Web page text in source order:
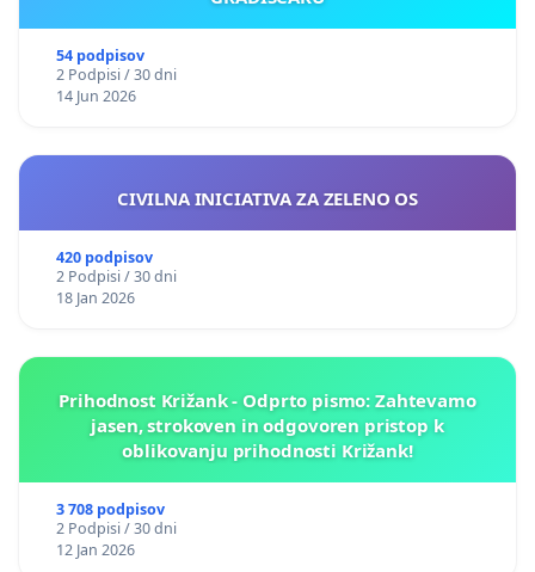
54 podpisov
2 Podpisi / 30 dni
14 Jun 2026
CIVILNA INICIATIVA ZA ZELENO OS
420 podpisov
2 Podpisi / 30 dni
18 Jan 2026
Prihodnost Križank - Odprto pismo: Zahtevamo
jasen, strokoven in odgovoren pristop k
oblikovanju prihodnosti Križank!
3 708 podpisov
2 Podpisi / 30 dni
12 Jan 2026